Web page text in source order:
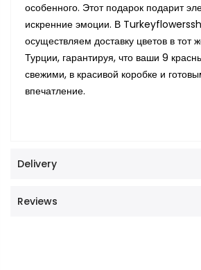
особенного. Этот подарок подарит
искренние эмоции. В
осуществляем доставку цветов в тот
Турции, гарантируя, что ваши 9
свежими, в красивой коробке и
впечатление.
Delivery
Reviews